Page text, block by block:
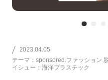
2023.04.05
テーマ：sponsored.ファッション.
イシュー：海洋プラスチック